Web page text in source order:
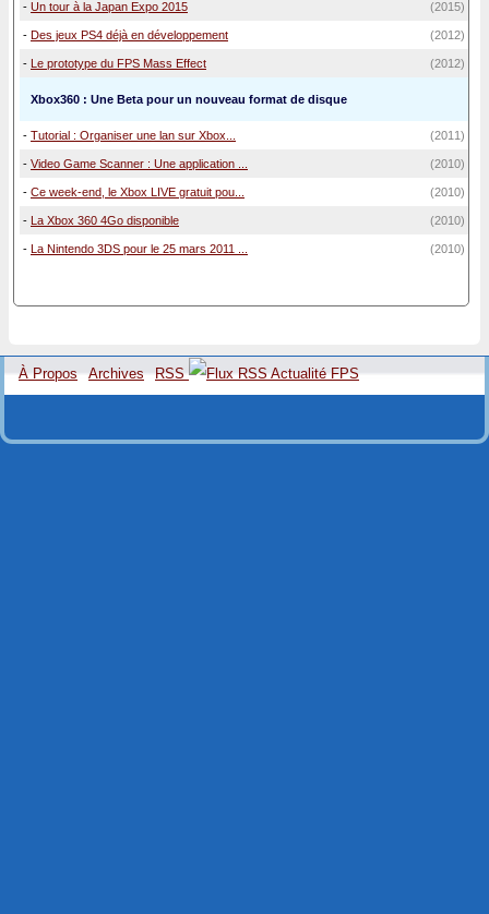
- Un tour à la Japan Expo 2015 (2015)
- Des jeux PS4 déjà en développement (2012)
- Le prototype du FPS Mass Effect (2012)
Xbox360 : Une Beta pour un nouveau format de disque
- Tutorial : Organiser une lan sur Xbox... (2011)
- Video Game Scanner : Une application ... (2010)
- Ce week-end, le Xbox LIVE gratuit pou... (2010)
- La Xbox 360 4Go disponible (2010)
- La Nintendo 3DS pour le 25 mars 2011 ... (2010)
À Propos Archives RSS